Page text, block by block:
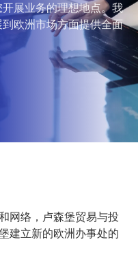
展业务的理想地点。我
欧洲市场方面提供全面
网络，卢森堡贸易与投
建立新的欧洲办事处的